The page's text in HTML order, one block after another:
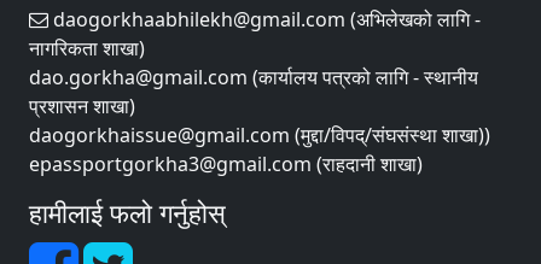
daogorkhaabhilekh@gmail.com (अभिलेखको लागि -
नागरिकता शाखा)
dao.gorkha@gmail.com (कार्यालय पत्रको लागि - स्थानीय
प्रशासन शाखा)
daogorkhaissue@gmail.com (मुद्दा/विपद्/संघसंस्था शाखा))
epassportgorkha3@gmail.com (राहदानी शाखा)
हामीलाई फलो गर्नुहोस्